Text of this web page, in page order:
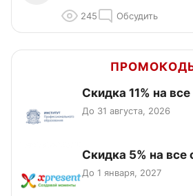
245 Обсудить
Скидка 11% на
До 31 августа, 2026
Скидка 5% на все
До 1 января, 2027